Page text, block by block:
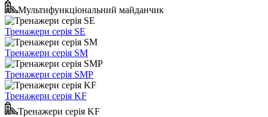
Мультифункціональний майданчик
Тренажери серія SE
Тренажери серія SM
Тренажери серія SMP
Тренажери серія KF
Тренажери серія KF